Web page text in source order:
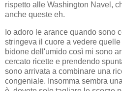
rispetto alle Washington Navel,
anche queste eh.
Io adoro le arance quando sono
stringeva il cuore a vedere
bidone dell'umido così mi sono
cercato ricette e prendendo
sono arrivata a combinare una
congeniale. Insomma sembra